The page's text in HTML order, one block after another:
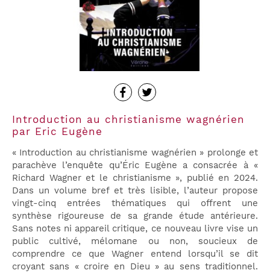
Introduction au christianisme wagnérien
par Eric Eugène
« Introduction au christianisme wagnérien » prolonge et
parachève l’enquête qu’Éric Eugène a consacrée à «
Richard Wagner et le christianisme », publié en 2024.
Dans un volume bref et très lisible, l’auteur propose
vingt-cinq entrées thématiques qui offrent une
synthèse rigoureuse de sa grande étude antérieure.
Sans notes ni appareil critique, ce nouveau livre vise un
public cultivé, mélomane ou non, soucieux de
comprendre ce que Wagner entend lorsqu’il se dit
croyant sans « croire en Dieu » au sens traditionnel.